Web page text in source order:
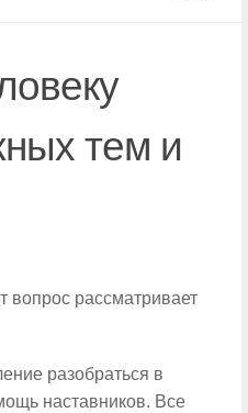
тем и
вопрос рассматривает
разобраться в
наставников. Все